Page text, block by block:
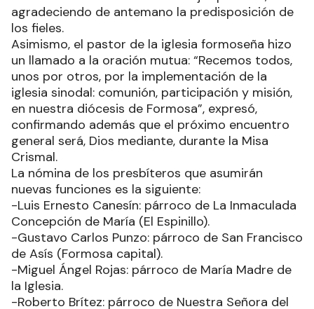
agradeciendo de antemano la predisposición de
los fieles.
Asimismo, el pastor de la iglesia formoseña hizo
un llamado a la oración mutua: “Recemos todos,
unos por otros, por la implementación de la
iglesia sinodal: comunión, participación y misión,
en nuestra diócesis de Formosa”, expresó,
confirmando además que el próximo encuentro
general será, Dios mediante, durante la Misa
Crismal.
La nómina de los presbíteros que asumirán
nuevas funciones es la siguiente:
-Luis Ernesto Canesín: párroco de La Inmaculada
Concepción de María (El Espinillo).
-Gustavo Carlos Punzo: párroco de San Francisco
de Asís (Formosa capital).
-Miguel Ángel Rojas: párroco de María Madre de
la Iglesia.
-Roberto Brítez: párroco de Nuestra Señora del